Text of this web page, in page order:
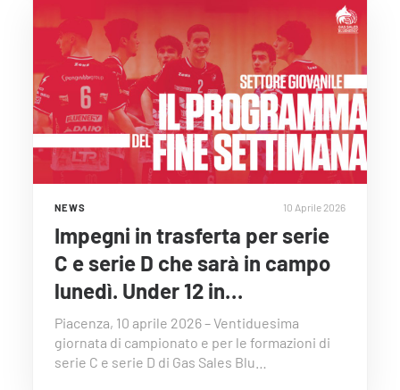
NEWS 10 Aprile 2026
Impegni in trasferta per serie
C e serie D che sarà in campo
lunedì. Under 12 in…
Piacenza, 10 aprile 2026 – Ventiduesima
giornata di campionato e per le formazioni di
serie C e serie D di Gas Sales Blu…